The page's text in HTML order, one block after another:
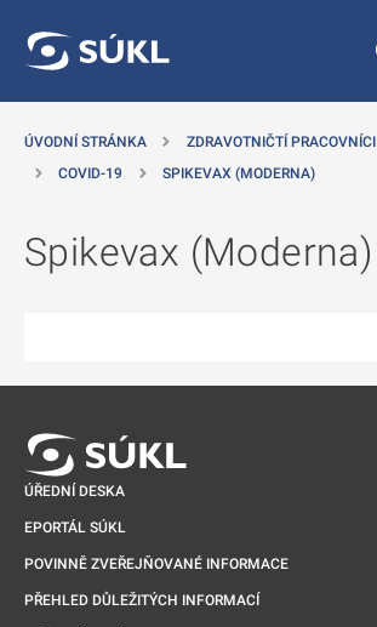
ÚVODNÍ STRÁNKA ZDRAVOTNIČTÍ PRACOVNÍCI
COVID-19
SPIKEVAX (MODERNA)
Spikevax (Moderna)
ÚŘEDNÍ DESKA
EPORTÁL SÚKL
POVINNĚ ZVEŘEJŇOVANÉ INFORMACE
PŘEHLED DŮLEŽITÝCH INFORMACÍ